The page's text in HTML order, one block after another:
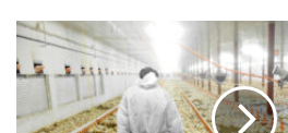
elvette
idős
ismerősének
pénzét
Kecskeméten
Apa,
kezdődik?
Ismét
zártan
kell